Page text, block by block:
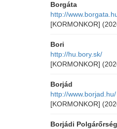
Borgáta
http://
[KORMONKOR]
Bori
http://hu.bory.sk/
[KORMONKOR]
Borjád
http://www.borjad.hu/
[KORMONKOR]
Borjádi Polgárőrség